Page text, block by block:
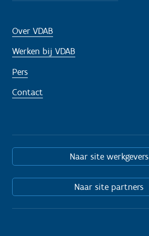
Over VDAB
Werken bij VDAB
Pers
Contact
Naar site werkgevers
Naar site partners